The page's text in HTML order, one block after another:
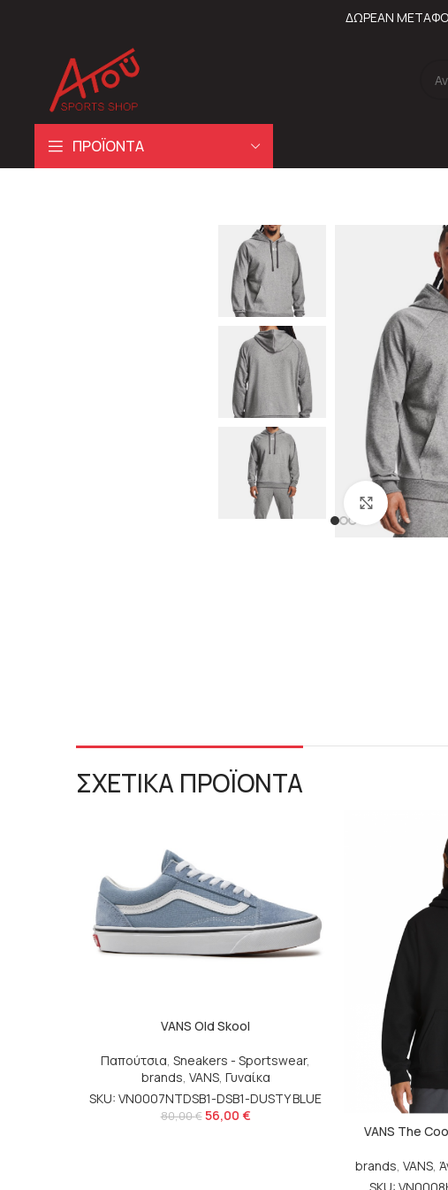
ΔΩΡΕΑΝ
ΠΡΟΪΟΝΤΑ
Click to
ΣΧΕΤΙΚΑ ΠΡΟΪΟΝΤΑ
VANS Old Skool
Παπούτσια, Sneakers - Sportswear,
brands, VANS, Γυναίκα
SKU: VN0007NTDSB1-DSB1-DUSTY BLUE
80,00€ 56,00 €
VANS The
brands, VANS,